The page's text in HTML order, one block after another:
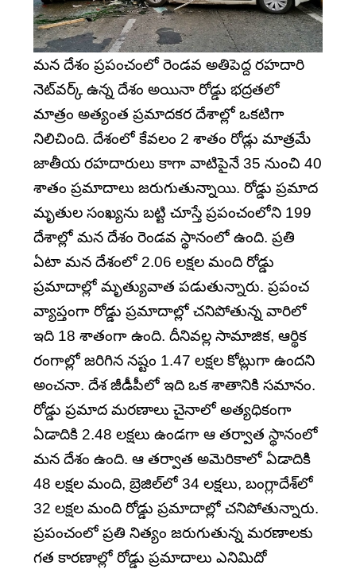
మన దేశం ప్రపంచంలో రెండవ అతిపెద్ద రహదారి
నెట్‌వర్క్‌ ఉన్న దేశం అయినా రోడ్డు భద్రతలో
మాత్రం అత్యంత ప్రమాదకర దేశాల్లో ఒకటిగా
నిలిచింది. దేశంలో కేవలం 2 శాతం రోడ్లు మాత్రమే
జాతీయ రహదారులు కాగా వాటిపైనే 35 నుంచి 40
శాతం ప్రమాదాలు జరుగుతున్నాయి. రోడ్డు ప్రమాద
మృతుల సంఖ్యను బట్టి చూస్తే ప్రపంచంలోని 199
దేశాల్లో మన దేశం రెండవ స్థానంలో ఉంది. ప్రతి
ఏటా మన దేశంలో 2.06 లక్షల మంది రోడ్డు
ప్రమాదాల్లో మృత్యువాత పడుతున్నారు. ప్రపంచ
వ్యాప్తంగా రోడ్డు ప్రమాదాల్లో చనిపోతున్న వారిలో
ఇది 18 శాతంగా ఉంది. దీనివల్ల సామాజిక, ఆర్థిక
రంగాల్లో జరిగిన నష్టం 1.47 లక్షల కోట్లుగా ఉందని
అంచనా. దేశ జీడీపీలో ఇది ఒక శాతానికి సమానం.
రోడ్డు ప్రమాద మరణాలు చైనాలో అత్యధికంగా
ఏడాదికి 2.48 లక్షలు ఉండగా ఆ తర్వాత స్థానంలో
మన దేశం ఉంది. ఆ తర్వాత అమెరికాలో ఏడాదికి
48 లక్షల మంది, బ్రెజిల్‌లో 34 లక్షలు, బంగ్లాదేశ్‌లో
32 లక్షల మంది రోడ్డు ప్రమాదాల్లో చనిపోతున్నారు.
ప్రపంచంలో ప్రతి నిత్యం జరుగుతున్న మరణాలకు
గత కారణాల్లో రోడ్డు ప్రమాదాలు ఎనిమిదో